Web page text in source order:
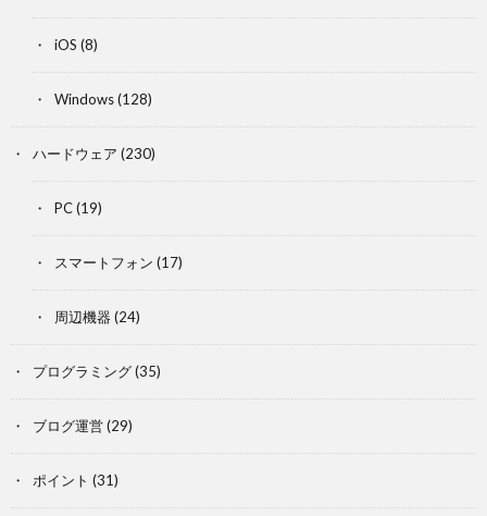
iOS (8)
Windows(128)
ハードウェア (230)
PC(19)
スマートフォン (17)
周辺機器 (24)
プログラミング(35)
ブログ運営(29)
ポイント (31)